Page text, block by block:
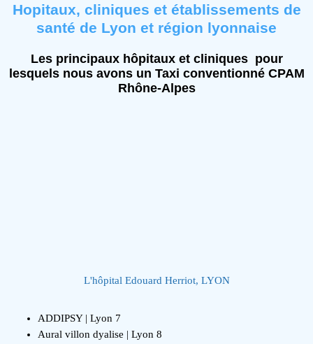
Hopitaux, cliniques et établissements de
santé de Lyon et région lyonnaise
Les principaux hôpitaux et cliniques pour
lesquels nous avons un Taxi conventionné CPAM
Rhône-Alpes
L'hôpital Edouard Herriot, LYON
ADDIPSY | Lyon 7
Aural villon dyalise | Lyon 8